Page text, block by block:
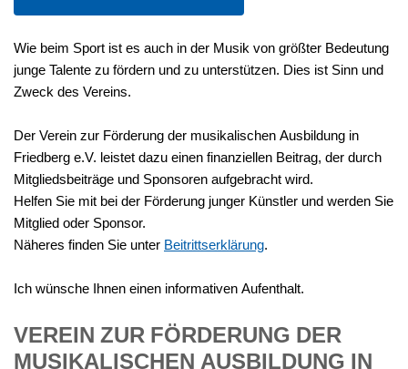
Wie beim Sport ist es auch in der Musik von größter Bedeutung
junge Talente zu fördern und zu unterstützen. Dies ist Sinn und
Zweck des Vereins.
Der Verein zur Förderung der musikalischen Ausbildung in
Friedberg e.V. leistet dazu einen finanziellen Beitrag, der durch
Mitgliedsbeiträge und Sponsoren aufgebracht wird.
Helfen Sie mit bei der Förderung junger Künstler und werden Sie
Mitglied oder Sponsor.
Näheres finden Sie unter Beitrittserklärung
Ich wünsche Ihnen einen informativen Aufenthalt.
VEREIN ZUR FÖRDERUNG DER
MUSIKALISCHEN AUSBILDUNG IN